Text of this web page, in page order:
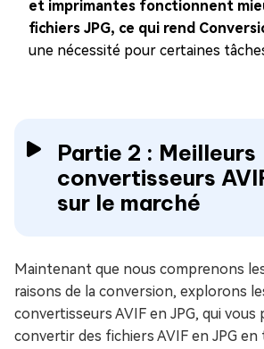
et imprimantes fonctionnent
fichiers JPG, ce qui rend
une nécessité pour certaines
Partie 2 : Meilleurs
convertisseurs
sur le marché
Maintenant que nous comprenons
raisons de la conversion, explorons
convertisseurs AVIF en JPG, qui
convertir des fichiers AVIF en JPG